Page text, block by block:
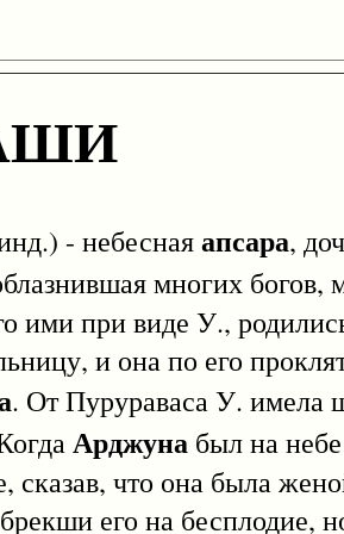
- небеснаяапсара,
многих
ими при виде У.,
и она по его
. От Пурураваса У. имела
Арджуна был на
сказав, что она была
его на бесплодие,